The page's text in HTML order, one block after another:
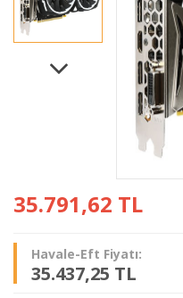
35.791,62 TL
Havale-Eft Fiyatı:
35.437,25 TL